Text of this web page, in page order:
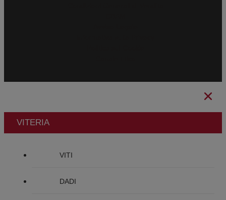
VITERIA
VITI
DADI